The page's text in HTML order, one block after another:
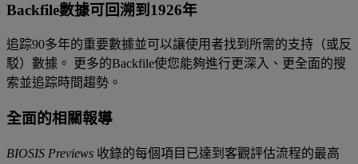
Backfile數據可回溯到1926年
追踪90多年的重要數據並可以讓使用者找到所需的支持（或反
駁）數據。 更多的Backfile使您能夠進行更深入、更全面的搜
索並追踪時間趨勢。
全面的相關報導
BIOSIS Previews 收錄的每個項目已達到客觀評估流程的最高